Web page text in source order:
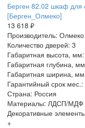
Берген 82.02 шкаф для
[Берген_Олмеко]
13 618 ₽
Производитель: Олмеко
Количество дверей: 3
Габаритная высота,
Габаритная глубина,
Габаритная ширина,
Гарантийный срок мес.:
Страна: Россия
Материалы: ЛДСП/МДФ
Декоративные
+